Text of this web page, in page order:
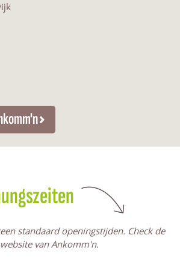
standaard openingstijden. Check de
van Ankomm'n.